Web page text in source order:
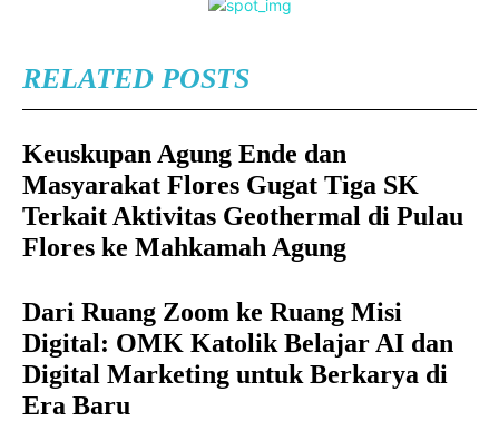
RELATED POSTS
Keuskupan Agung Ende dan
Masyarakat Flores Gugat Tiga SK
Terkait Aktivitas Geothermal di Pulau
Flores ke Mahkamah Agung
Dari Ruang Zoom ke Ruang Misi
Digital: OMK Katolik Belajar AI dan
Digital Marketing untuk Berkarya di
Era Baru